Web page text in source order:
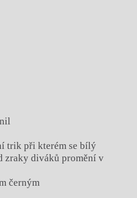
trik při kterém se bílý
zraky diváků promění v
černým